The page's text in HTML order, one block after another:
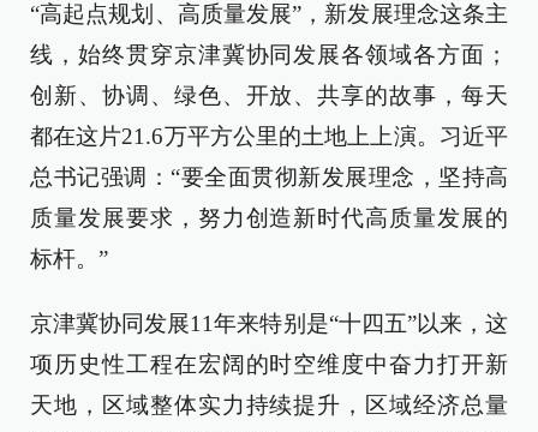
“高起点规划、高质量发展”，新发展理念这条主
线，始终贯穿京津冀协同发展各领域各方面；
创新、协调、绿色、开放、共享的故事，每天
都在这片21.6万平方公里的土地上上演。习近平
总书记强调：“要全面贯彻新发展理念，坚持高
质量发展要求，努力创造新时代高质量发展的
标杆。”
京津冀协同发展11年来特别是“十四五”以来，这
项历史性工程在宏阔的时空维度中奋力打开新
天地，区域整体实力持续提升，区域经济总量